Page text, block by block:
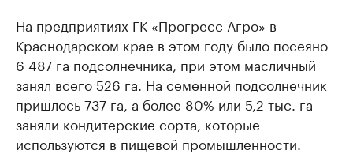
На предприятиях ГК «Прогресс Агро» в
Краснодарском крае в этом году было посеяно
6 487 га подсолнечника, при этом масличный
занял всего 526 га. На семенной подсолнечник
пришлось 737 га, а более 80% или 5,2 тыс. га
заняли кондитерские сорта, которые
используются в пищевой промышленности.